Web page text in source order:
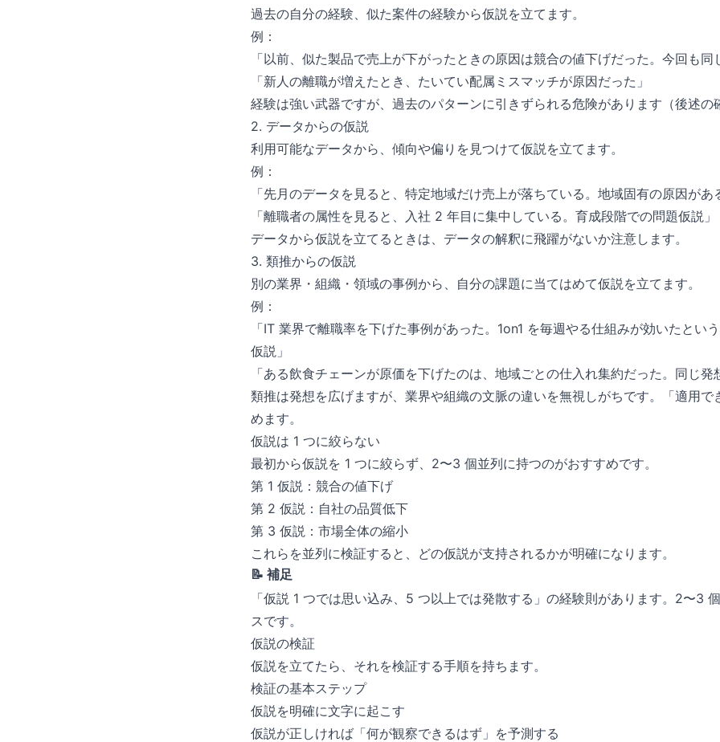
過去の自分の経験、似た案件の経験から仮説を立てます。
例：
「以前、似た製品で売上が下がったときの原因は競合の値下げだった。今回も同
「新人の離職が増えたとき、たいてい配属ミスマッチが原因だった」
経験は強い武器ですが、過去のパターンに引きずられる危険があります（後述の
2. データからの仮説
利用可能なデータから、傾向や偏りを見つけて仮説を立てます。
例：
「先月のデータを見ると、特定地域だけ売上が落ちている。地域固有の原因があ
「離職者の属性を見ると、入社 2 年目に集中している。育成段階での問題仮説」
データから仮説を立てるときは、データの解釈に飛躍がないか注意します。
3. 類推からの仮説
別の業界・組織・領域の事例から、自分の課題に当てはめて仮説を立てます。
例：
「IT 業界で離職率を下げた事例があった。1on1 を毎週やる仕組みが効いたとい
仮説」
「ある飲食チェーンが原価を下げたのは、地域ごとの仕入れ集約だった。同じ発
類推は発想を広げますが、業界や組織の文脈の違いを無視しがちです。「適用で
めます。
仮説は 1 つに絞らない
最初から仮説を 1 つに絞らず、2〜3 個並列に持つのがおすすめです。
第 1 仮説：競合の値下げ
第 2 仮説：自社の品質低下
第 3 仮説：市場全体の縮小
これらを並列に検証すると、どの仮説が支持されるかが明確になります。
📝 補足
「仮説 1 つでは思い込み、5 つ以上では発散する」の経験則があります。2〜3
スです。
仮説の検証
仮説を立てたら、それを検証する手順を持ちます。
検証の基本ステップ
仮説を明確に文字に起こす
仮説が正しければ「何が観察できるはず」を予測する